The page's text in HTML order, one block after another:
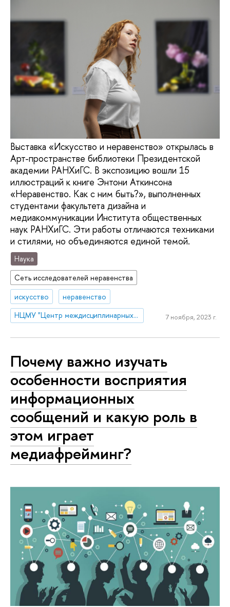
Выставка «Искусство и неравенство» открылась в
Арт-пространстве библиотеки Президентской
академии РАНХиГС. В экспозицию вошли 15
иллюстраций к книге Энтони Аткинсона
«Неравенство. Как с ним быть?», выполненных
студентами факультета дизайна и
медиакоммуникации Института общественных
наук РАНХиГС. Эти работы отличаются техниками
и стилями, но объединяются единой темой.
Наука
Сеть исследователей неравенства
искусство
неравенство
НЦМУ "Центр междисциплинарных исследований человеческого потенциала"
7 ноября, 2023 г.
Почему важно изучать
особенности восприятия
информационных
сообщений и какую роль в
этом играет
медиафрейминг?